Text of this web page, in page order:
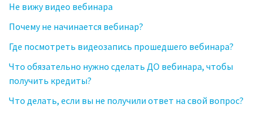
Не вижу видео вебинара
Почему не начинается вебинар?
Где посмотреть видеозапись прошедшего вебинара?
Что обязательно нужно сделать ДО вебинара, чтобы
получить кредиты?
Что делать, если вы не получили ответ на свой вопрос?